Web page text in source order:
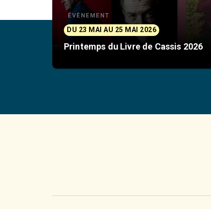
ÉVÈNEMENT
DU 23 MAI AU 25 MAI 2026
Printemps du Livre de Cassis 2026